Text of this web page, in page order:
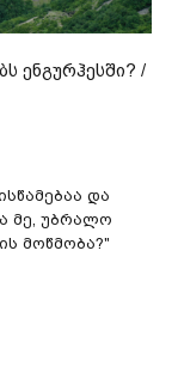
ენგურჰესში? /
და
მე, უბრალო
მოწმობა?"